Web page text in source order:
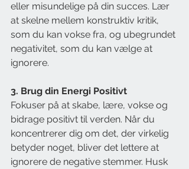
eller misundelige på din succes. Lær
at skelne mellem konstruktiv kritik,
som du kan vokse fra, og ubegrundet
negativitet, som du kan vælge at
ignorere.
3. Brug din Energi Positivt
Fokuser på at skabe, lære, vokse og
bidrage positivt til verden. Når du
koncentrerer dig om det, der virkelig
betyder noget, bliver det lettere at
ignorere de negative stemmer. Husk